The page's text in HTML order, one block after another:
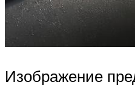
Изображение